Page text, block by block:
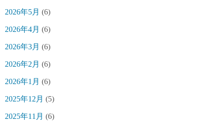
2026年5月 (6)
2026年4月 (6)
2026年3月 (6)
2026年2月 (6)
2026年1月 (6)
2025年12月 (5)
2025年11月 (6)